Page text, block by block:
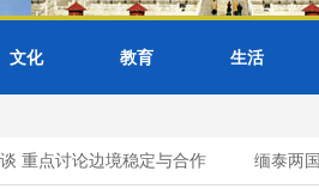
文化 教育 生活
点讨论边境稳定与合作 缅泰两国